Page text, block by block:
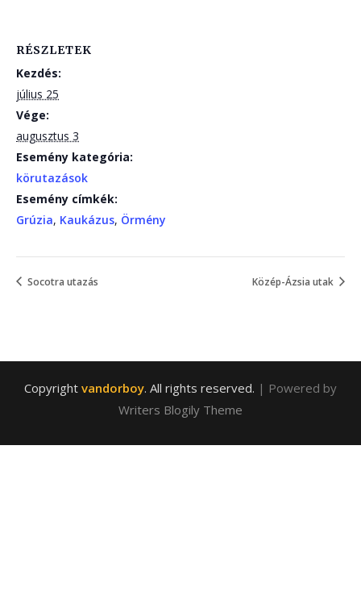
RÉSZLETEK
Kezdés:
július 25
Vége:
augusztus 3
Esemény kategória:
körutazások
Esemény címkék:
Grúzia, Kaukázus, Örmény
Socotra utazás Közép-Ázsia utak
Copyright vandorboy. All rights reserved. | Powered by
Writers Blogily Theme